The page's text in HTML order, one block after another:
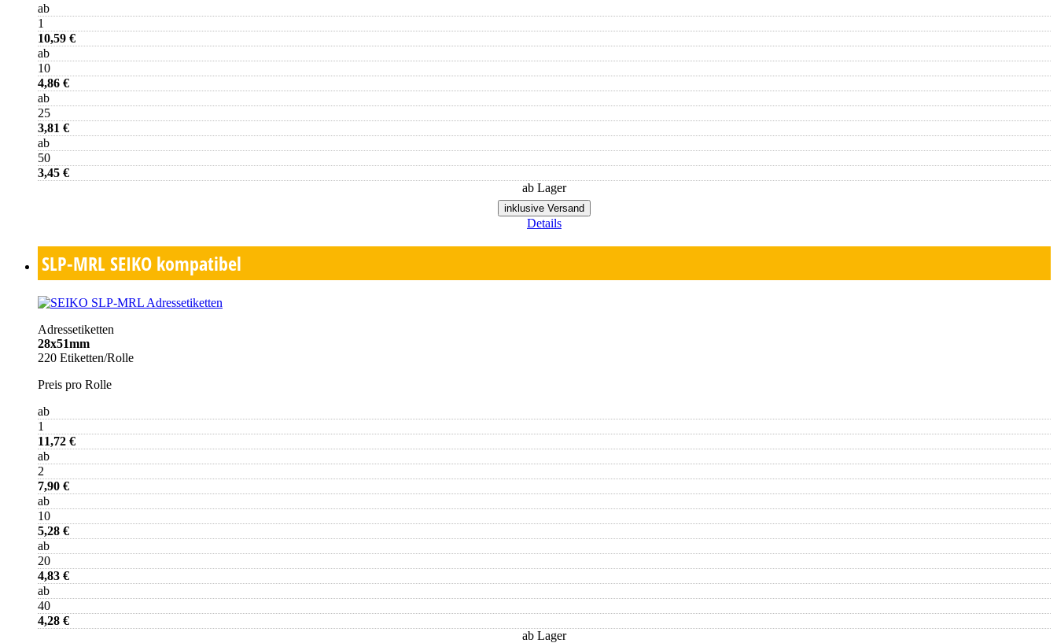
ab
1
10,59 €
ab
10
4,86 €
ab
25
3,81 €
ab
50
3,45 €
ab Lager
inklusive Versand
Details
SLP-MRLSEIKO kompatibel
Adressetiketten
28x51mm
220 Etiketten/Rolle
Preis pro Rolle
ab
1
11,72 €
ab
2
7,90 €
ab
10
5,28 €
ab
20
4,83 €
ab
40
4,28 €
ab Lager